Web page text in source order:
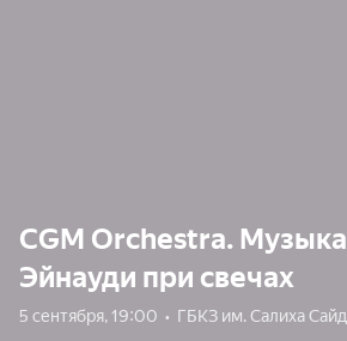
CGM Orchestra.
Эйнауди при свечах
5 сентября, 19:00  •  ГБКЗ им. Салиха